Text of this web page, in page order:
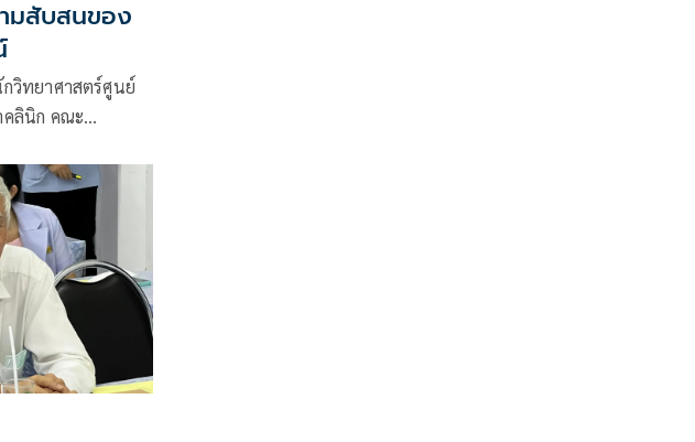
มสับสนของ
วิทยาศาสตร์ศูนย์
คลินิก คณะ